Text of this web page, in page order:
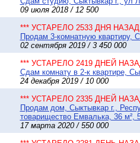
09 июля 2018 / 12 500
*** УСТАРЕЛО 2533 ДНЯ НАЗАД
Продам 3-комнатную квартиру,
02 сентября 2019 / 3 450 000
*** УСТАРЕЛО 2419 ДНЕЙ
Сдам комнату в 2-к квартире,
24 декабря 2019 / 10 000
*** УСТАРЕЛО 2335 ДНЕЙ
Продам дом, Сыктывкар г.,
товарищество Емвалька, 36 м²,
17 марта 2020 / 550 000